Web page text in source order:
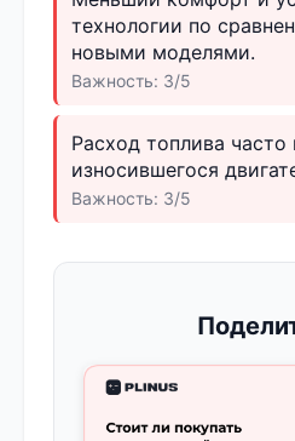
технологии по
новыми моделями.
Важность: 3/5
Расход топлива
износившегося
Важность: 3/5